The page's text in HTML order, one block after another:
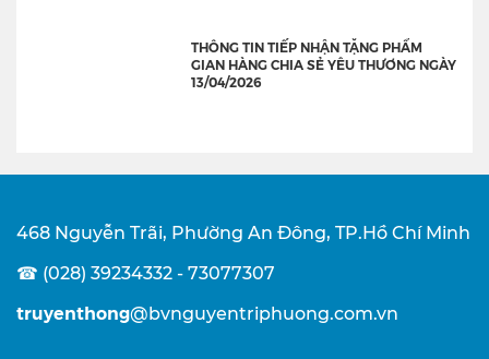
THÔNG TIN TIẾP NHẬN TẶNG PHẨM
GIAN HÀNG CHIA SẺ YÊU THƯƠNG NGÀY
13/04/2026
468 Nguyễn Trãi, Phường An Đông, TP.Hồ Chí Minh
☎ (028) 39234332 - 73077307
truyenthong@bvnguyentriphuong.com.vn